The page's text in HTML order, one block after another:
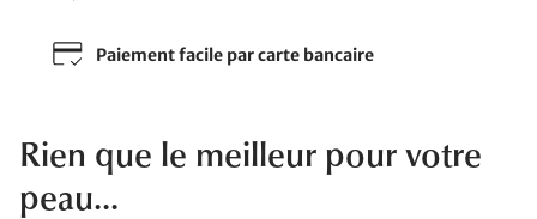
Paiement facile par carte bancaire
Rien que le meilleur pour votre
peau...